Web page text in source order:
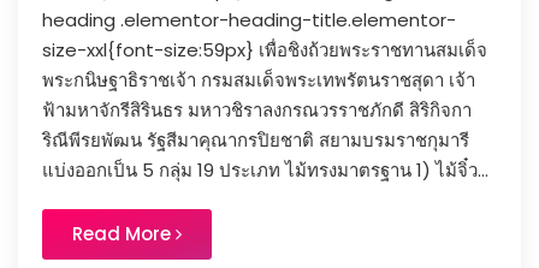
heading .elementor-heading-title.elementor-
size-xxl{font-size:59px} เพื่อชิงถ้วยพระราชทานสมเด็จ
พระกนิษฐาธิราชเจ้า กรมสมเด็จพระเทพรัตนราชสุดา เจ้า
ฟ้ามหาจักรีสิรินธร มหาวชิราลงกรณวรราชภักดี สิริกิจกา
ริณีพีรยพัฒน รัฐสีมาคุณากรปิยชาติ สยามบรมราชกุมารี
แบ่งออกเป็น 5 กลุ่ม 19 ประเภท ไม้ทรงมาตรฐาน 1) ไม้จิ๋ว...
Read More